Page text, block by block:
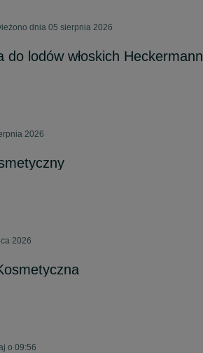
dnia 05 sierpnia 2026
do lodów włoskich Heckermann
2026
2026
o 09:56